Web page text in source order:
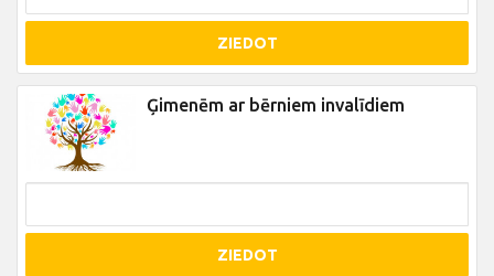
ZIEDOT
Ģimenēm ar bērniem invalīdiem
ZIEDOT